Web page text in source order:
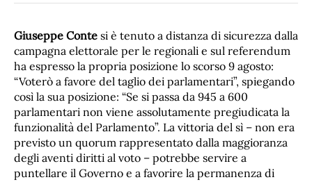
Giuseppe Conte si è tenuto a distanza di sicurezza dalla
campagna elettorale per le regionali e sul referendum
ha espresso la propria posizione lo scorso 9 agosto:
“Voterò a favore del taglio dei parlamentari”, spiegando
così la sua posizione: “Se si passa da 945 a 600
parlamentari non viene assolutamente pregiudicata la
funzionalità del Parlamento”. La vittoria del sì – non era
previsto un quorum rappresentato dalla maggioranza
degli aventi diritti al voto – potrebbe servire a
puntellare il Governo e a favorire la permanenza di